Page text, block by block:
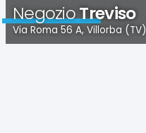
NegozioTreviso
Via Roma 56 A, Villorba (TV)